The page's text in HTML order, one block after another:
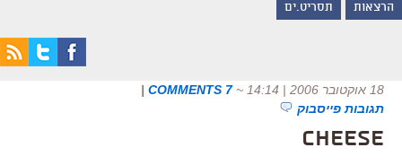
הרצאות תסריט.ים
18 אוקטובר 2006 | 14:14 ~
7 COMMENTS
|
תגובות פייסבוק
Cheese